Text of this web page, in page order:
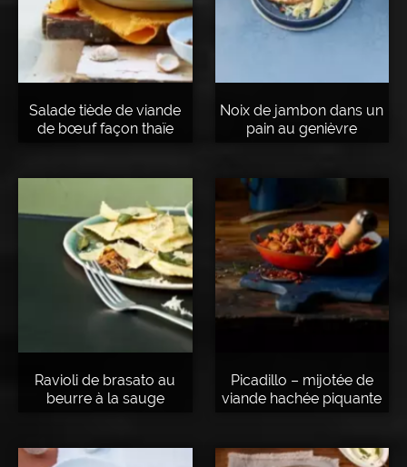
Salade tiède de viande
de bœuf façon thaïe
Noix de jambon dans un
pain au genièvre
Ravioli de brasato au
beurre à la sauge
Picadillo – mijotée de
viande hachée piquante